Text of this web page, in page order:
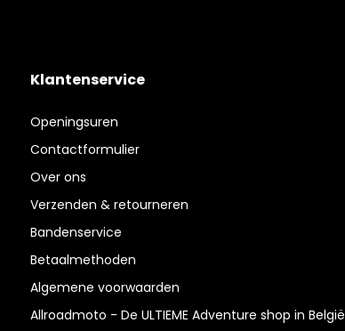
Klantenservice
Openingsuren
Contactformulier
Over ons
Verzenden & retourneren
Bandenservice
Betaalmethoden
Algemene voorwaarden
Allroadmoto - De ULTIEME Adventure shop in België